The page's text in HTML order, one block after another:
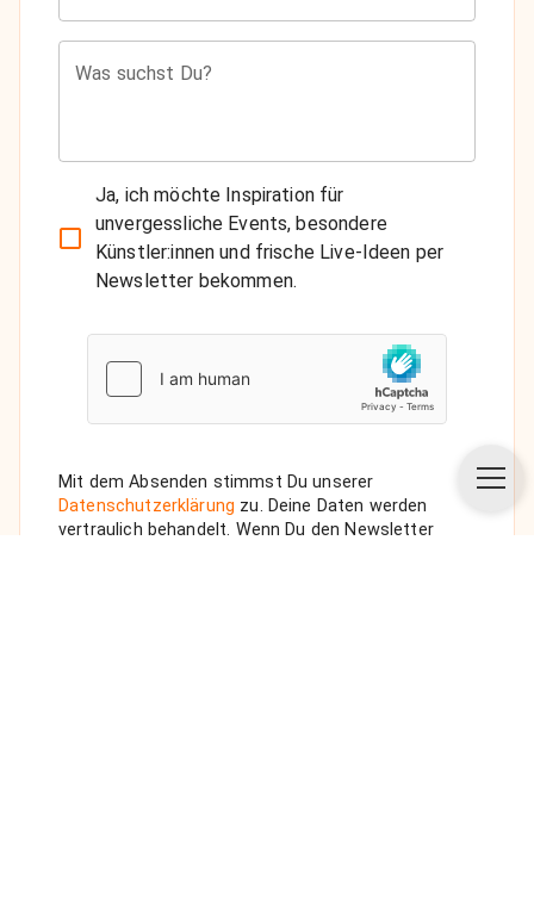
Was suchst Du?
Ja, ich möchte Inspiration für
unvergessliche Events, besondere
Künstler:innen und frische Live-Ideen per
Newsletter bekommen.
Mit dem Absenden stimmst Du unserer
Datenschutzerklärung zu. Deine Daten werden
vertraulich behandelt. Wenn Du den Newsletter